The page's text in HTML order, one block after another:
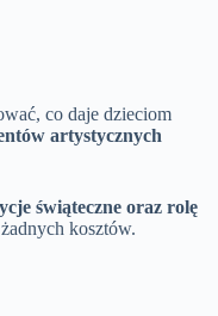
co daje dzieciom
artystycznych
świąteczne oraz rolę
kosztów.